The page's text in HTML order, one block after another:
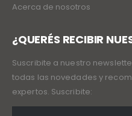
Acerca de nosotros
¿QUERÉS RECIBIR
Suscribite a nuestro
todas las novedades y
expertos. Suscribite: